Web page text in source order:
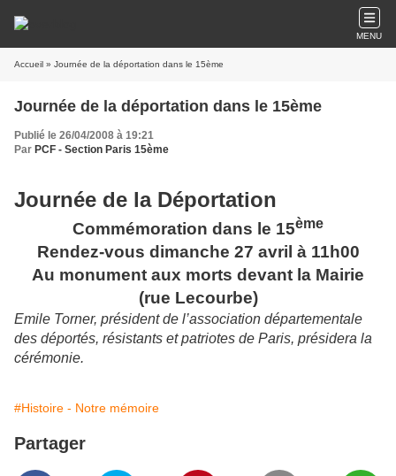
MENU
Accueil » Journée de la déportation dans le 15ème
Journée de la déportation dans le 15ème
Publié le 26/04/2008 à 19:21
Par PCF - Section Paris 15ème
Journée de la Déportation
Commémoration dans le 15ème
Rendez-vous dimanche 27 avril à 11h00
Au monument aux morts devant la Mairie
(rue Lecourbe)
Emile Torner, président de l’association départementale
des déportés, résistants et patriotes de Paris, présidera la
cérémonie.
#Histoire - Notre mémoire
Partager